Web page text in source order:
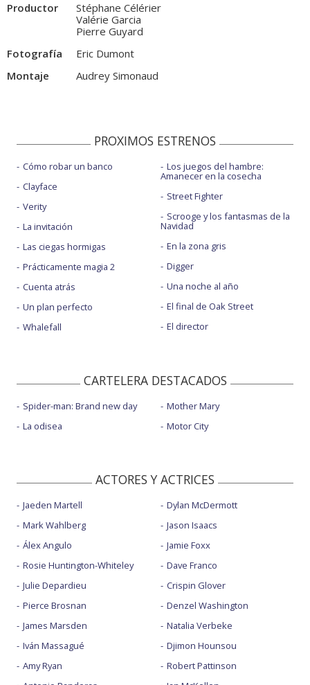
Productor
Stéphane Célérier
Valérie Garcia
Pierre Guyard
Fotografía
Eric Dumont
Montaje
Audrey Simonaud
PROXIMOS ESTRENOS
Cómo robar un banco
Clayface
Verity
La invitación
Las ciegas hormigas
Prácticamente magia 2
Cuenta atrás
Un plan perfecto
Whalefall
Los juegos del hambre:
Amanecer en la cosecha
Street Fighter
Scrooge y los fantasmas de la
Navidad
En la zona gris
Digger
Una noche al año
El final de Oak Street
El director
CARTELERA DESTACADOS
Spider-man: Brand new day
La odisea
Mother Mary
Motor City
ACTORES Y ACTRICES
Jaeden Martell
Mark Wahlberg
Álex Angulo
Rosie Huntington-Whiteley
Julie Depardieu
Pierce Brosnan
James Marsden
Iván Massagué
Amy Ryan
Dylan McDermott
Jason Isaacs
Jamie Foxx
Dave Franco
Crispin Glover
Denzel Washington
Natalia Verbeke
Djimon Hounsou
Robert Pattinson